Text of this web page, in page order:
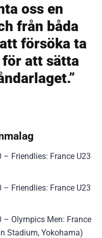
oss en
från båda
försöka ta
att sätta
Friendlies: France U23
Friendlies: France U23
– Olympics Men: France
Stadium, Yokohama)